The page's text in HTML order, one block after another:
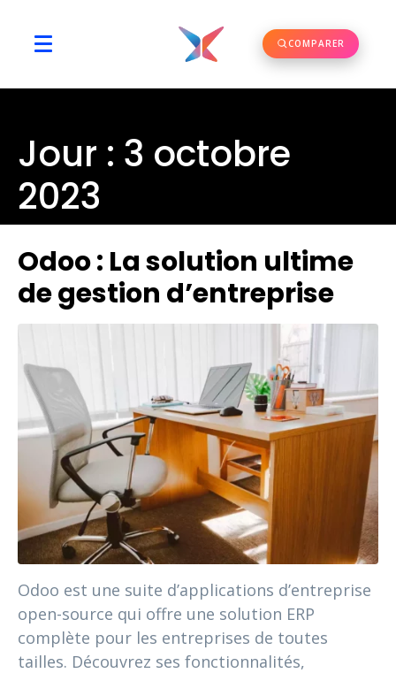
COMPARER
Jour : 3 octobre
2023
Odoo : La solution ultime
de gestion d’entreprise
Odoo est une suite d’applications d’entreprise
open-source qui offre une solution ERP
complète pour les entreprises de toutes
tailles. Découvrez ses fonctionnalités,